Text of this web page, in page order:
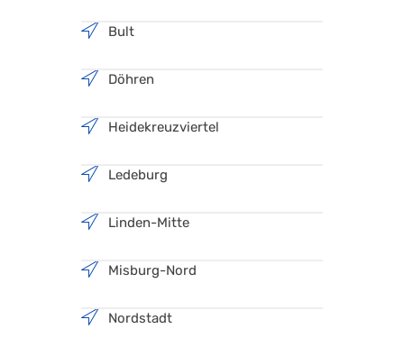
Bult
Döhren
Heidekreuzviertel
Ledeburg
Linden-Mitte
Misburg-Nord
Nordstadt